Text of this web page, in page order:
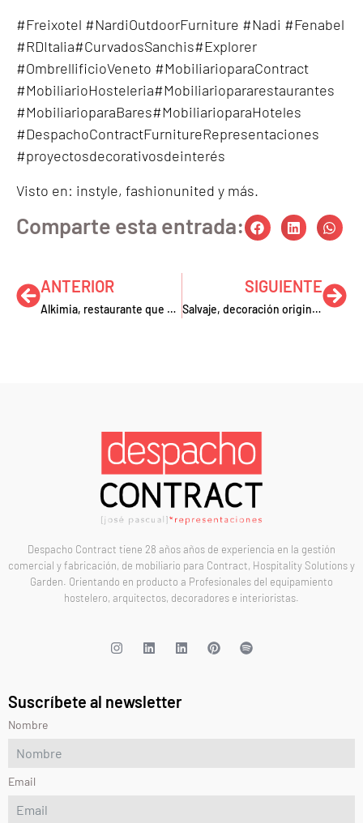
#Freixotel #NardiOutdoorFurniture #Nadi #Fenabel
#RDItalia#CurvadosSanchis#Explorer
#OmbrellificioVeneto #MobiliarioparaContract
#MobiliarioHosteleria#Mobiliariopararestaurantes
#MobiliarioparaBares#MobiliarioparaHoteles
#DespachoContractFurnitureRepresentaciones
#proyectosdecorativosdeinterés
Visto en: instyle, fashionunited y más.
Comparte esta entrada:
ANTERIOR
Alkimia, restaurante que une tradición con tecnología en Barcelona
SIGUIENTE
Salvaje, decoración original con gastronomía japonesa y mediterránea
Despacho Contract tiene 28 años años de experiencia en la gestión
comercial y fabricación, de mobiliario para Contract, Hospitality Solutions y
Garden. Orientando en producto a Profesionales del equipamiento
hostelero, arquitectos, decoradores e interioristas.
Suscríbete al newsletter
Nombre
Email